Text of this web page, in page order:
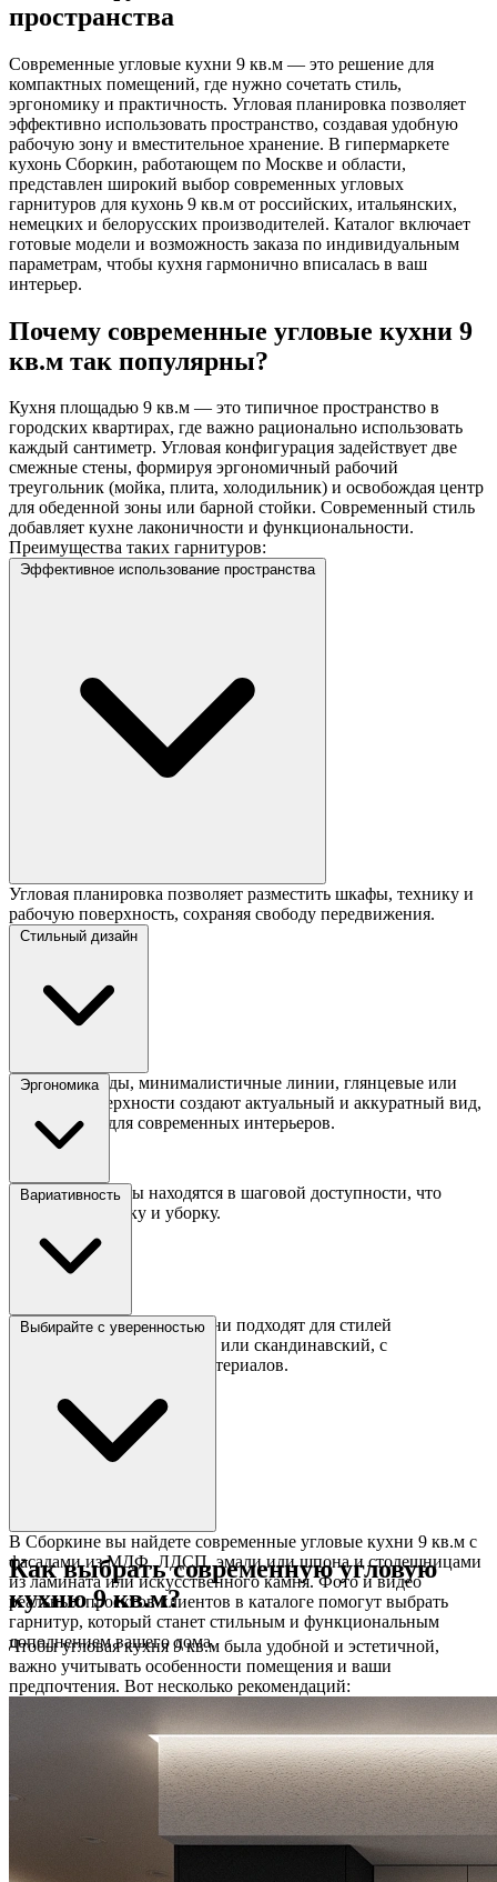
пространства
Современные угловые кухни 9 кв.м — это решение для
компактных помещений, где нужно сочетать стиль,
эргономику и практичность. Угловая планировка позволяет
эффективно использовать пространство, создавая удобную
рабочую зону и вместительное хранение. В гипермаркете
кухонь Сборкин, работающем по Москве и области,
представлен широкий выбор современных угловых
гарнитуров для кухонь 9 кв.м от российских, итальянских,
немецких и белорусских производителей. Каталог включает
готовые модели и возможность заказа по индивидуальным
параметрам, чтобы кухня гармонично вписалась в ваш
интерьер.
Почему современные угловые кухни 9
кв.м так популярны?
Кухня площадью 9 кв.м — это типичное пространство в
городских квартирах, где важно рационально использовать
каждый сантиметр. Угловая конфигурация задействует две
смежные стены, формируя эргономичный рабочий
треугольник (мойка, плита, холодильник) и освобождая центр
для обеденной зоны или барной стойки. Современный стиль
добавляет кухне лаконичности и функциональности.
Преимущества таких гарнитуров:
Эффективное использование пространства
Угловая планировка позволяет разместить шкафы, технику и
рабочую поверхность, сохраняя свободу передвижения.
Стильный дизайн
Гладкие фасады, минималистичные линии, глянцевые или
матовые поверхности создают актуальный и аккуратный вид,
подходящий для современных интерьеров.
Эргономика
Все рабочие зоны находятся в шаговой доступности, что
упрощает готовку и уборку.
Вариативность
Современные угловые кухни подходят для стилей
минимализм, хай-тек, лофт или скандинавский, с
разнообразием цветов и материалов.
Выбирайте с уверенностью
В Сборкине вы найдете современные угловые кухни 9 кв.м с
фасадами из МДФ, ЛДСП, эмали или шпона и столешницами
из ламината или искусственного камня. Фото и видео
реальных проектов клиентов в каталоге помогут выбрать
гарнитур, который станет стильным и функциональным
дополнением вашего дома.
Как выбрать современную угловую
кухню 9 кв.м?
Чтобы угловая кухня 9 кв.м была удобной и эстетичной,
важно учитывать особенности помещения и ваши
предпочтения. Вот несколько рекомендаций: